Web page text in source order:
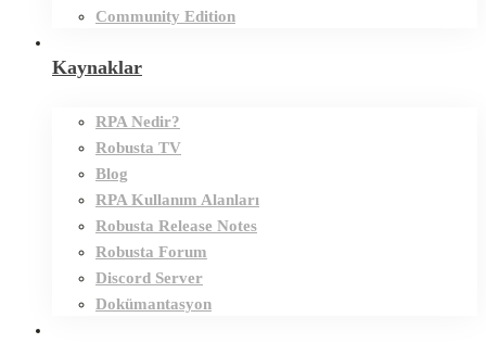
Community Edition
Kaynaklar
RPA Nedir?
Robusta TV
Blog
RPA Kullanım Alanları
Robusta Release Notes
Robusta Forum
Discord Server
Dokümantasyon